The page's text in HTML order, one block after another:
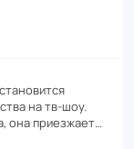
на тв-шоу.
она приезжает…